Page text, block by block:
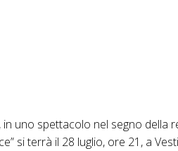
uno spettacolo nel segno della
si terrà il 28 luglio, ore 21, a